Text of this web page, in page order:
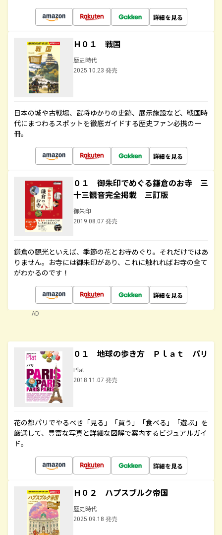
詳細を見る
Ｈ０１ 戦国
歴史時代
2025.10.23 発売
日本の城や古戦場、武将ゆかりの史跡、展示施設など、戦国時
代にまつわるスポットを徹底ガイドする歴史ファン必携の一
冊。
詳細を見る
０１ 御朱印でめぐる鎌倉のお寺 三
十三観音完全掲載 三訂版
御朱印
2019.08.07 発売
鎌倉の観光といえば、季節の花とお寺めぐり。それだけではあ
りません。お寺には御朱印があり、これに触れればお寺の全て
がわかるのです！
詳細を見る
AD
０１ 地球の歩き方 Ｐｌａｔ パリ
Plat
2018.11.07 発売
花の都パリでやるべき「見る」「買う」「食べる」「遊ぶ」を
厳選して、豊富な写真と詳細な図解で案内するビジュアルガイ
ド。
詳細を見る
Ｈ０２ ハプスブルク帝国
歴史時代
2025.09.18 発売